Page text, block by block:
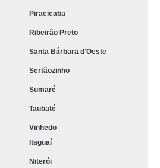
Piracicaba
Ribeirão Preto
Santa Bárbara d'Oeste
Sertãozinho
Sumaré
Taubaté
Vinhedo
Itaguaí
Niterói